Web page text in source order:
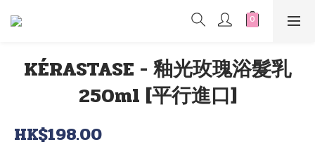
KÉRASTASE - 釉光玫瑰浴髮乳
250ml [平行進口]
HK$198.00